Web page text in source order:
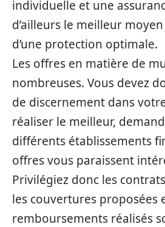
individuelle et une
d’ailleurs le meilleur
d’une protection optimale.
Les offres en matière de
nombreuses. Vous devez
de discernement dans
réaliser le meilleur,
différents établissements
offres vous paraissent
Privilégiez donc les
les couvertures proposées
remboursements réalisés